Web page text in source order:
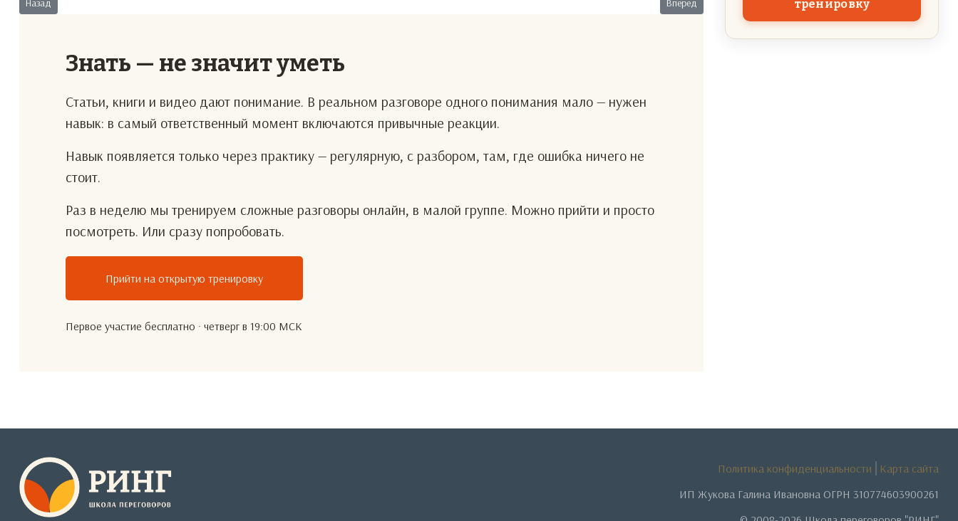
Назад Вперед
Знать — не значит уметь
Статьи, книги и видео дают понимание. В реальном разговоре одного понимания мало — нужен
навык: в самый ответственный момент включаются привычные реакции.
Навык появляется только через практику — регулярную, с разбором, там, где ошибка ничего не
стоит.
Раз в неделю мы тренируем сложные разговоры онлайн, в малой группе. Можно прийти и просто
посмотреть. Или сразу попробовать.
Прийти на открытую тренировку
Первое участие бесплатно · четверг в 19:00 МСК
тренировку
Политика конфиденциальности
Карта сайта
ИП Жукова Галина Ивановна ОГРН 310774603900261